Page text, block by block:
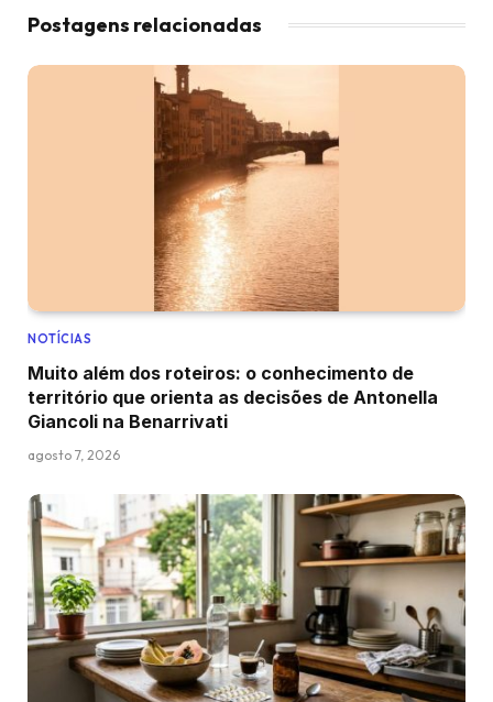
Postagens relacionadas
NOTÍCIAS
Muito além dos roteiros: o conhecimento de
território que orienta as decisões de Antonella
Giancoli na Benarrivati
agosto 7, 2026